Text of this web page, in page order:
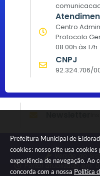
Prefeitura Municipal de
cookies: nosso site usa
experiência de navegação. Ao
concorda com a nossa Política
Centro
Protocolo
08:00h às 17h
CNPJ
92.324.706/
Versão do
Portal atualizado em: